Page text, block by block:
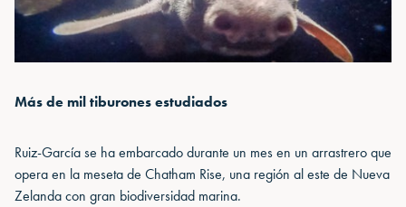
Más de mil tiburones estudiados
Ruiz-García se ha embarcado durante un mes en un arrastrero que
opera en la meseta de Chatham Rise, una región al este de Nueva
Zelanda con gran biodiversidad marina.